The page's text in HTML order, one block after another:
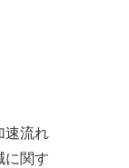
速流れ
に関す